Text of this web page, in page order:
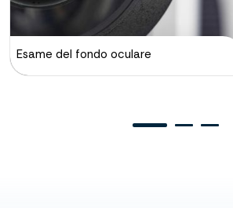
Esame del fondo oculare